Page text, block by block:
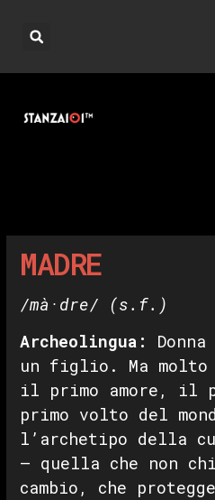
MADRE
/mà·dre/ (s.f.)
Archeolingua:
un figlio. Ma
il primo amore, il
primo volto del
l’archetipo della
— quella che non
cambio, che